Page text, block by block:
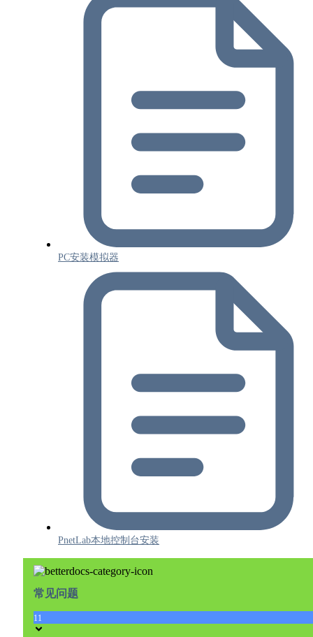
PC安装模拟器
PnetLab本地控制台安装
常见问题
11